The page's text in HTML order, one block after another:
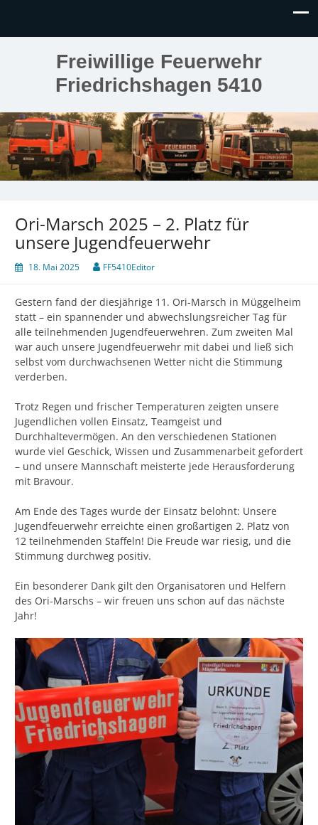
Freiwillige Feuerwehr
Friedrichshagen 5410
Ori-Marsch 2025 – 2. Platz für
unsere Jugendfeuerwehr
18. Mai 2025 FF5410Editor
Gestern fand der diesjährige 11. Ori-Marsch in Müggelheim
statt – ein spannender und abwechslungsreicher Tag für
alle teilnehmenden Jugendfeuerwehren. Zum zweiten Mal
war auch unsere Jugendfeuerwehr mit dabei und ließ sich
selbst vom durchwachsenen Wetter nicht die Stimmung
verderben.
Trotz Regen und frischer Temperaturen zeigten unsere
Jugendlichen vollen Einsatz, Teamgeist und
Durchhaltevermögen. An den verschiedenen Stationen
wurde viel Geschick, Wissen und Zusammenarbeit gefordert
– und unsere Mannschaft meisterte jede Herausforderung
mit Bravour.
Am Ende des Tages wurde der Einsatz belohnt: Unsere
Jugendfeuerwehr erreichte einen großartigen 2. Platz von
12 teilnehmenden Staffeln! Die Freude war riesig, und die
Stimmung durchweg positiv.
Ein besonderer Dank gilt den Organisatoren und Helfern
des Ori-Marschs – wir freuen uns schon auf das nächste
Jahr!